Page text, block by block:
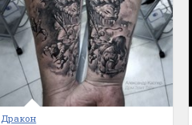
Дракон